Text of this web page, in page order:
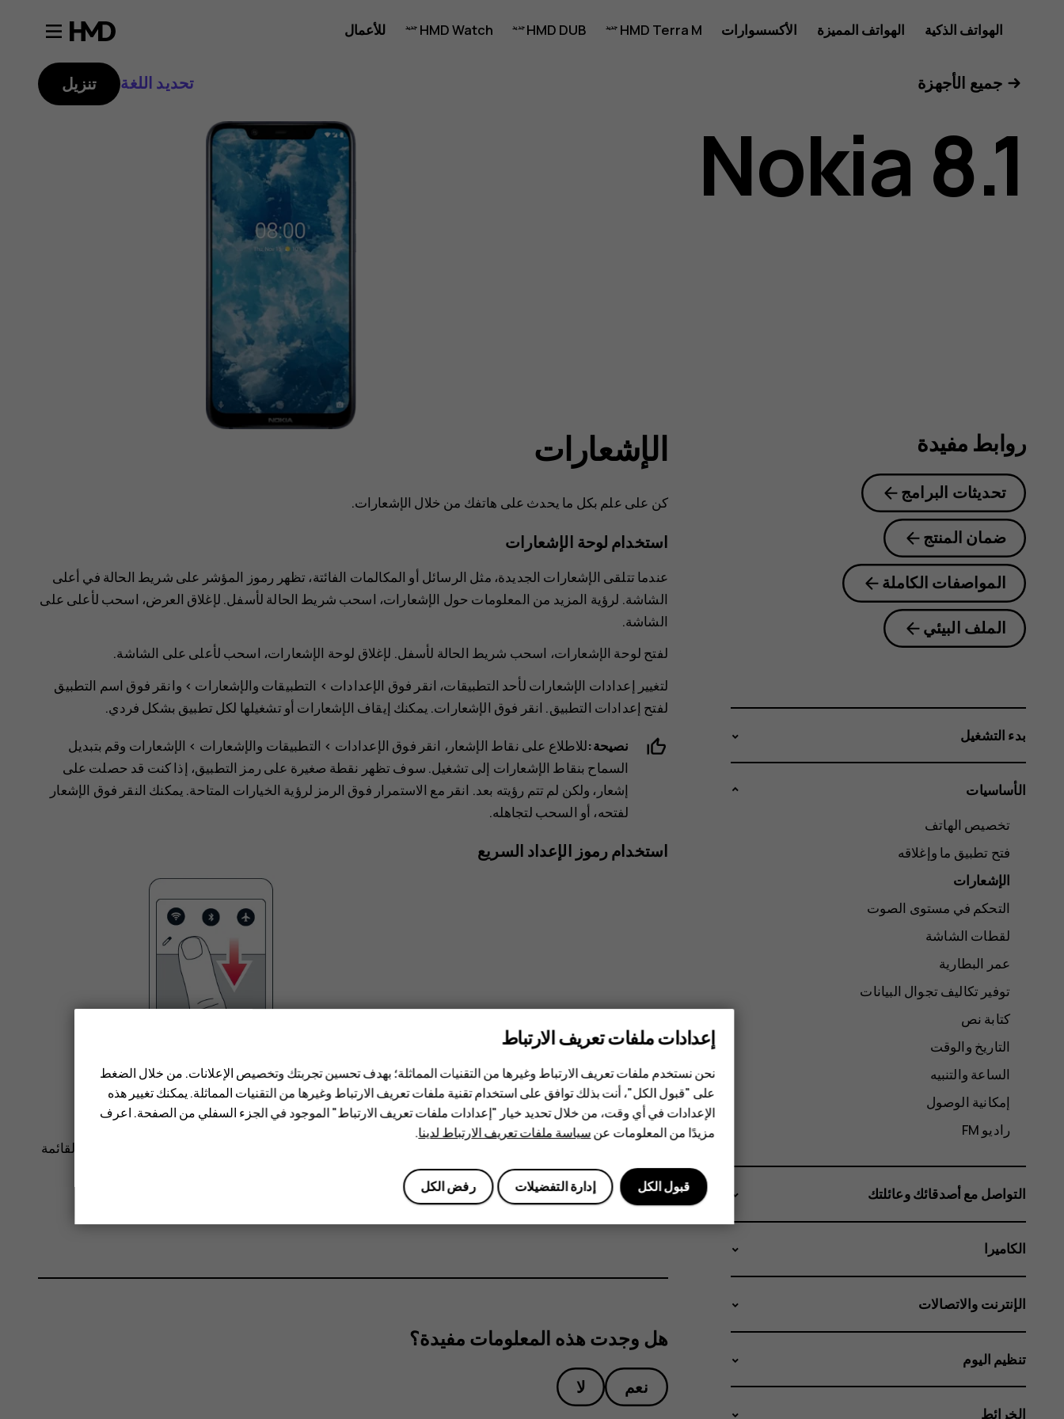
دليل
مستخدم
هاتف
الهواتف الذكية الهواتف المميزة الأكسسوارات HMD Terra M
HMD DUB
HMD Watch
للأعمال
جميع الأجهزة تحديد اللغة تنزيل
Nokia 8.1
الإشعارات
كن على علم بكل ما يحدث على هاتفك من خلال الإشعارات.
استخدام لوحة الإشعارات
عندما تتلقى الإشعارات الجديدة، مثل الرسائل أو المكالمات الفائتة، تظهر رموز المؤشر على شريط الحالة في أعلى
الشاشة. لرؤية المزيد من المعلومات حول الإشعارات، اسحب شريط الحالة لأسفل. لإغلاق العرض، اسحب لأعلى على
الشاشة.
لفتح لوحة الإشعارات، اسحب شريط الحالة لأسفل. لإغلاق لوحة الإشعارات، اسحب لأعلى على الشاشة.
لتغيير إعدادات الإشعارات لأحد التطبيقات، انقر فوق الإعدادات > التطبيقات والإشعارات > وانقر فوق اسم التطبيق
لفتح إعدادات التطبيق. انقر فوق الإشعارات. يمكنك إيقاف الإشعارات أو تشغيلها لكل تطبيق بشكل فردي.
نصيحة:للاطلاع على نقاط الإشعار، انقر فوق الإعدادات > ‬‏‫التطبيقات والإشعارات > ‬‏‫الإشعارات وقم بتبديل
السماح بنقاط الإشعارات إلى تشغيل. سوف تظهر نقطة صغيرة على رمز التطبيق، إذا كنت قد حصلت على
إشعار، ولكن لم تتم رؤيته بعد. انقر مع الاستمرار فوق الرمز لرؤية الخيارات المتاحة. يمكنك النقر فوق الإشعار
لفتحه، أو السحب لتجاهله.
استخدام رموز الإعداد السريع
لتنشيط الميزات، انقر فوق رموز الإعدادات السريعة في لوحة الإشعارات. لمشاهدة المزيد من الرموز، اسحب القائمة
لأسفل.
لإعادة ترتيب الرموز، انقر فوقmode_edit، وانقر مع الاستمرار فوق أحد الرموز، ثم اسحبه إلى موقع آخر.
هل وجدت هذه المعلومات مفيدة؟
نعم لا
روابط مفيدة
تحديثات البرامج
ضمان المنتج
المواصفات الكاملة
الملف البيئي
بدء التشغيل
الأساسيات
تخصيص الهاتف
فتح تطبيق ما وإغلاقه
الإشعارات
التحكم في مستوى الصوت
لقطات الشاشة
عمر البطارية
توفير تكاليف تجوال البيانات
كتابة نص
التاريخ والوقت
الساعة والتنبيه
إمكانية الوصول
راديو FM
التواصل مع أصدقائك وعائلتك
الكاميرا
الإنترنت والاتصالات
تنظيم اليوم
الخرائط
إعدادات ملفات تعريف الارتباط
نحن نستخدم ملفات تعريف الارتباط وغيرها من التقنيات المماثلة؛ بهدف تحسين تجربتك وتخصيص الإعلانات. من خلال الضغط
على "قبول الكل"، أنت بذلك توافق على استخدام تقنية ملفات تعريف الارتباط وغيرها من التقنيات المماثلة. يمكنك تغيير هذه
الإعدادات في أي وقت، من خلال تحديد خيار "إعدادات ملفات تعريف الارتباط" الموجود في الجزء السفلي من الصفحة. اعرف
مزيدًا من المعلومات عنسياسة ملفات تعريف الارتباط لدينا.
رفض الكل إدارة التفضيلات قبول الكل